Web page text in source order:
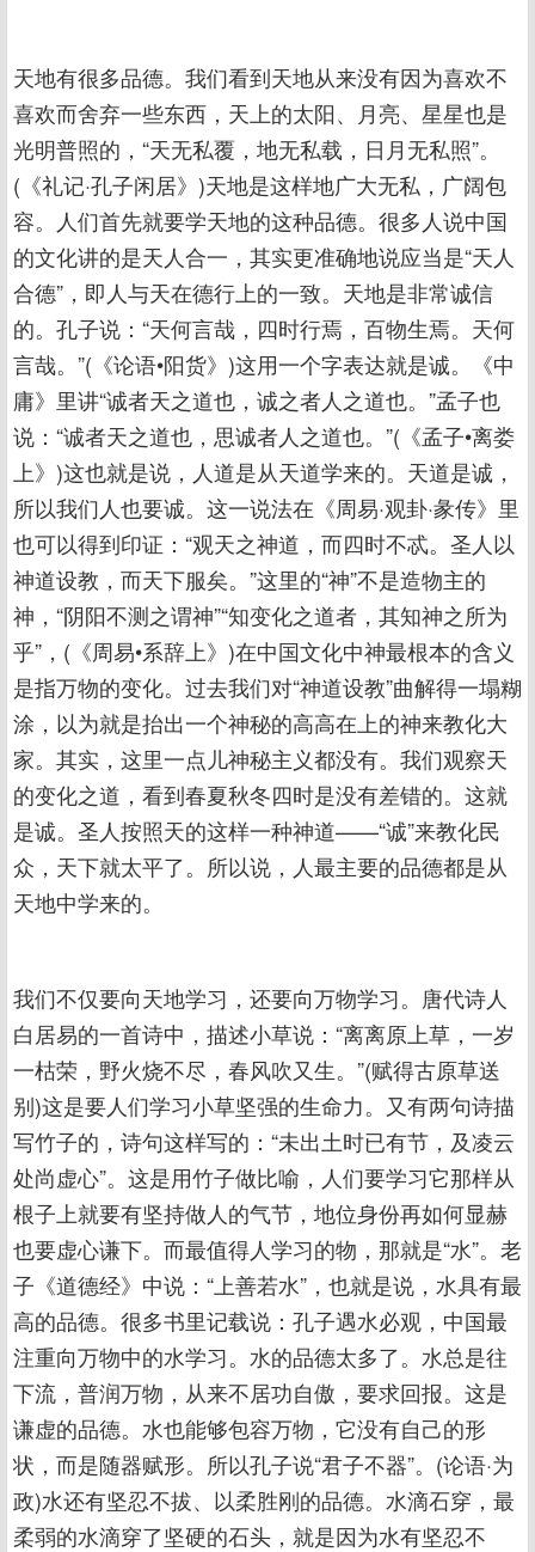
天地有很多品德。我们看到天地从来没有因为喜欢不
喜欢而舍弃一些东西，天上的太阳、月亮、星星也是
光明普照的，“天无私覆，地无私载，日月无私照”。
(《礼记·孔子闲居》)天地是这样地广大无私，广阔包
容。人们首先就要学天地的这种品德。很多人说中国
的文化讲的是天人合一，其实更准确地说应当是“天人
合德”，即人与天在德行上的一致。天地是非常诚信
的。孔子说：“天何言哉，四时行焉，百物生焉。天何
言哉。”(《论语•阳货》)这用一个字表达就是诚。《中
庸》里讲“诚者天之道也，诚之者人之道也。”孟子也
说：“诚者天之道也，思诚者人之道也。”(《孟子•离娄
上》)这也就是说，人道是从天道学来的。天道是诚，
所以我们人也要诚。这一说法在《周易·观卦·彖传》里
也可以得到印证：“观天之神道，而四时不忒。圣人以
神道设教，而天下服矣。”这里的“神”不是造物主的
神，“阴阳不测之谓神”“知变化之道者，其知神之所为
乎”，(《周易•系辞上》)在中国文化中神最根本的含义
是指万物的变化。过去我们对“神道设教”曲解得一塌糊
涂，以为就是抬出一个神秘的高高在上的神来教化大
家。其实，这里一点儿神秘主义都没有。我们观察天
的变化之道，看到春夏秋冬四时是没有差错的。这就
是诚。圣人按照天的这样一种神道——“诚”来教化民
众，天下就太平了。所以说，人最主要的品德都是从
天地中学来的。
我们不仅要向天地学习，还要向万物学习。唐代诗人
白居易的一首诗中，描述小草说：“离离原上草，一岁
一枯荣，野火烧不尽，春风吹又生。”(赋得古原草送
别)这是要人们学习小草坚强的生命力。又有两句诗描
写竹子的，诗句这样写的：“未出土时已有节，及凌云
处尚虚心”。这是用竹子做比喻，人们要学习它那样从
根子上就要有坚持做人的气节，地位身份再如何显赫
也要虚心谦下。而最值得人学习的物，那就是“水”。老
子《道德经》中说：“上善若水”，也就是说，水具有最
高的品德。很多书里记载说：孔子遇水必观，中国最
注重向万物中的水学习。水的品德太多了。水总是往
下流，普润万物，从来不居功自傲，要求回报。这是
谦虚的品德。水也能够包容万物，它没有自己的形
状，而是随器赋形。所以孔子说“君子不器”。(论语·为
政)水还有坚忍不拔、以柔胜刚的品德。水滴石穿，最
柔弱的水滴穿了坚硬的石头，就是因为水有坚忍不